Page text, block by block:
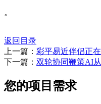
。
返回目录
上一篇： 彩平易近伴侣正
下一篇： 双轮协同鞭策AI
您的项目需求